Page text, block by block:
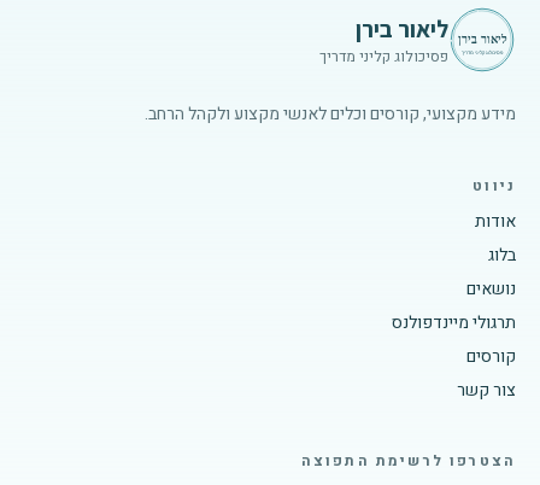
ליאור בירן
פסיכולוג קליני מדריך
מידע מקצועי, קורסים וכלים לאנשי מקצוע ולקהל הרחב.
ניווט
אודות
בלוג
נושאים
תרגולי מיינדפולנס
קורסים
צור קשר
הצטרפו לרשימת התפוצה